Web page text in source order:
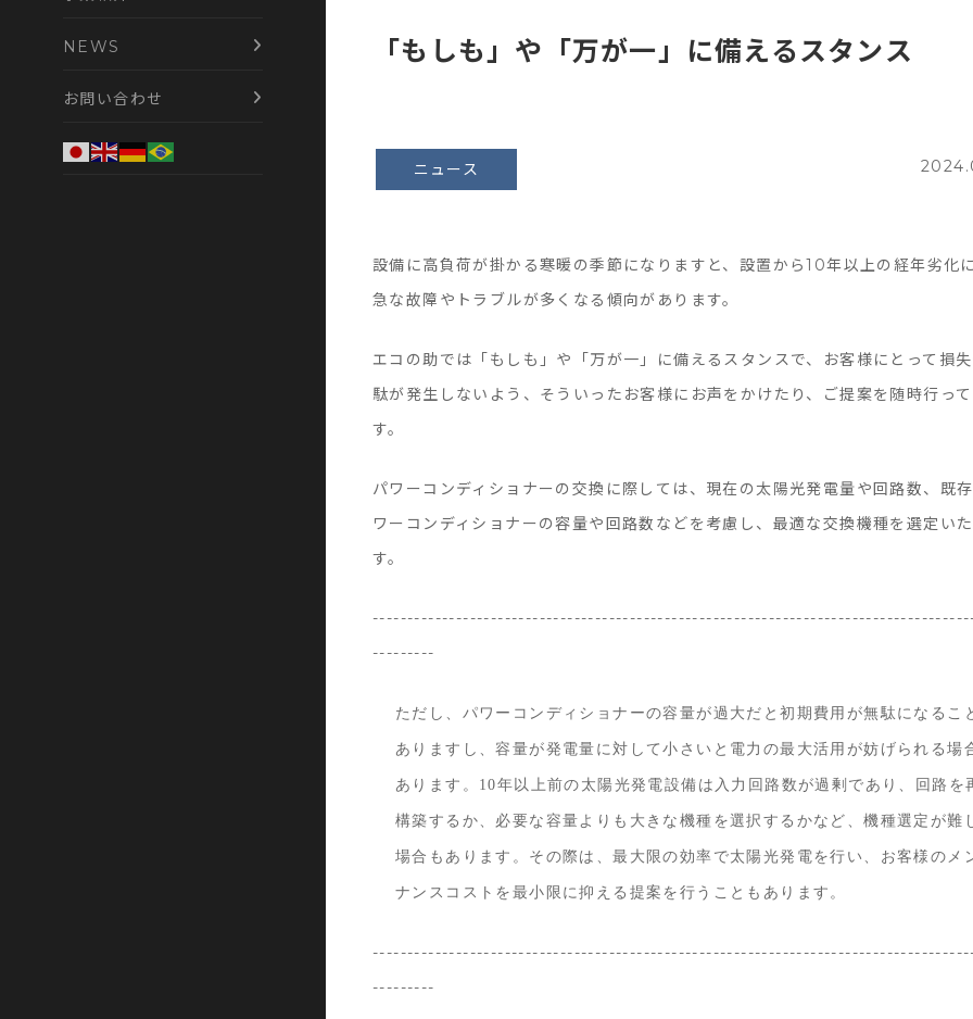
NEWS
お問い合わせ
「もしも」や「万が一」に備えるスタンス
ニュース
設備に高負荷が掛かる寒暖の季節になりますと、設置から10年以上の経年劣化
急な故障やトラブルが多くなる傾向があります。
エコの助では「もしも」や「万が一」に備えるスタンスで、お客様にとって損
駄が発生しないよう、そういったお客様にお声をかけたり、ご提案を随時行って
す。
パワーコンディショナーの交換に際しては、現在の太陽光発電量や回路数、既
ワーコンディショナーの容量や回路数などを考慮し、最適な交換機種を選定い
す。
---------
ただし、パワーコンディショナーの容量が過大だと初期費用が無駄になるこ
ありますし、容量が発電量に対して小さいと電力の最大活用が妨げられる場
あります。10年以上前の太陽光発電設備は入力回路数が過剰であり、回路を
構築するか、必要な容量よりも大きな機種を選択するかなど、機種選定が難
場合もあります。その際は、最大限の効率で太陽光発電を行い、お客様のメ
ナンスコストを最小限に抑える提案を行うこともあります。
---------